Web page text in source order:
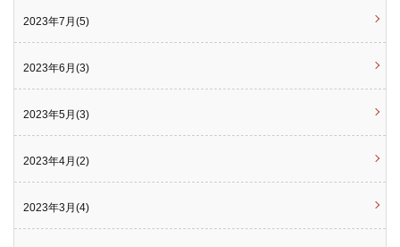
2023年7月(5)
2023年6月(3)
2023年5月(3)
2023年4月(2)
2023年3月(4)